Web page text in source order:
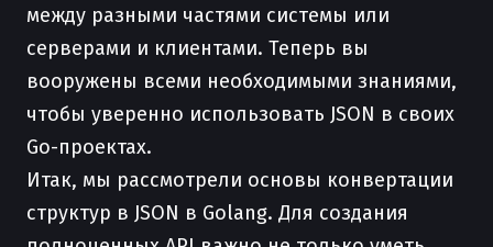
между разными частями системы или
серверами и клиентами. Теперь вы
вооружены всеми необходимыми знаниями,
чтобы уверенно использовать JSON в своих
Go-проектах.
Итак, мы рассмотрели основы конвертации
структур в JSON в Golang. Для создания